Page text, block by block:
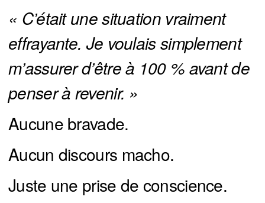
« C’était une situation vraiment
effrayante. Je voulais simplement
m’assurer d’être à 100 % avant de
penser à revenir. »
Aucune bravade.
Aucun discours macho.
Juste une prise de conscience.